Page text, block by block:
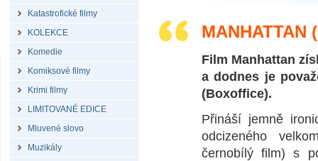
Katastrofické filmy
KOLEKCE
Komedie
Komiksové filmy
Krimi filmy
LIMITOVANÉ EDICE
Mluvené slovo
Muzikály
MANHATTAN
Film Manhattan
a dodnes je
(Boxoffice).
Přináší jemně
odcizeného
černobílý film) s